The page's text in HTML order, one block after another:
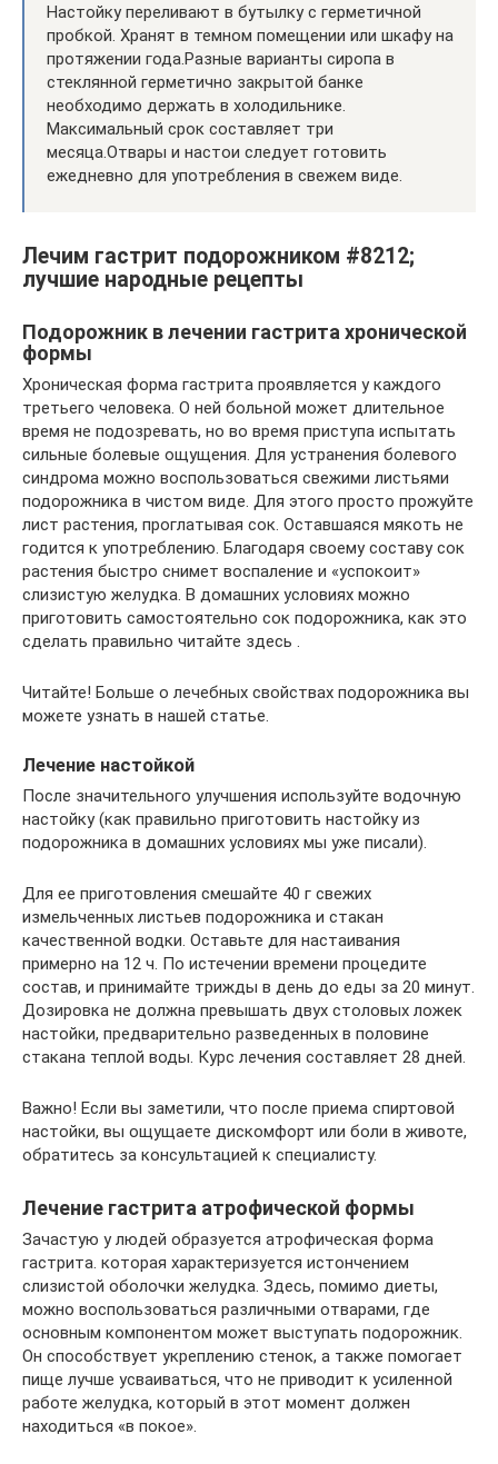
Настойку переливают в бутылку с герметичной
пробкой. Хранят в темном помещении или шкафу на
протяжении года.Разные варианты сиропа в
стеклянной герметично закрытой банке
необходимо держать в холодильнике.
Максимальный срок составляет три
месяца.Отвары и настои следует готовить
ежедневно для употребления в свежем виде.
Лечим гастрит подорожником #8212;
лучшие народные рецепты
Подорожник в лечении гастрита хронической
формы
Хроническая форма гастрита проявляется у каждого
третьего человека. О ней больной может длительное
время не подозревать, но во время приступа испытать
сильные болевые ощущения. Для устранения болевого
синдрома можно воспользоваться свежими листьями
подорожника в чистом виде. Для этого просто прожуйте
лист растения, проглатывая сок. Оставшаяся мякоть не
годится к употреблению. Благодаря своему составу сок
растения быстро снимет воспаление и «успокоит»
слизистую желудка. В домашних условиях можно
приготовить самостоятельно сок подорожника, как это
сделать правильно читайте здесь .
Читайте! Больше о лечебных свойствах подорожника вы
можете узнать в нашей статье.
Лечение настойкой
После значительного улучшения используйте водочную
настойку (как правильно приготовить настойку из
подорожника в домашних условиях мы уже писали).
Для ее приготовления смешайте 40 г свежих
измельченных листьев подорожника и стакан
качественной водки. Оставьте для настаивания
примерно на 12 ч. По истечении времени процедите
состав, и принимайте трижды в день до еды за 20 минут.
Дозировка не должна превышать двух столовых ложек
настойки, предварительно разведенных в половине
стакана теплой воды. Курс лечения составляет 28 дней.
Важно! Если вы заметили, что после приема спиртовой
настойки, вы ощущаете дискомфорт или боли в животе,
обратитесь за консультацией к специалисту.
Лечение гастрита атрофической формы
Зачастую у людей образуется атрофическая форма
гастрита. которая характеризуется истончением
слизистой оболочки желудка. Здесь, помимо диеты,
можно воспользоваться различными отварами, где
основным компонентом может выступать подорожник.
Он способствует укреплению стенок, а также помогает
пище лучше усваиваться, что не приводит к усиленной
работе желудка, который в этот момент должен
находиться «в покое».